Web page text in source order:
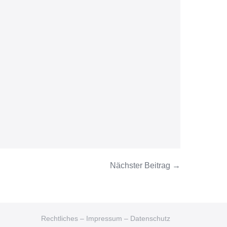
Nächster Beitrag →
Rechtliches – Impressum – Datenschutz